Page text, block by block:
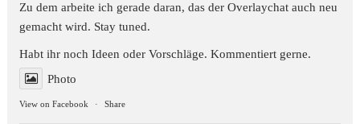
Zu dem arbeite ich gerade daran, das der Overlaychat auch neu
gemacht wird. Stay tuned.
Habt ihr noch Ideen oder Vorschläge. Kommentiert gerne.
Photo
View on Facebook · Share